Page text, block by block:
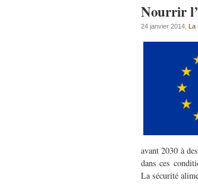
Nourrir
24 janvier 2014, La
avant 2030 à
dans ces
La sécu­rité